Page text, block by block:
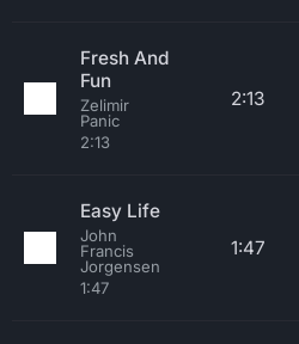
Fresh And
Fun
Zelimir
Panic
2:13
2:13
Easy Life
John
Francis
Jorgensen
1:47
1:47